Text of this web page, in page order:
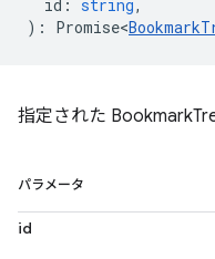
id : string,
) : Promise<
指定された
パラメータ
id